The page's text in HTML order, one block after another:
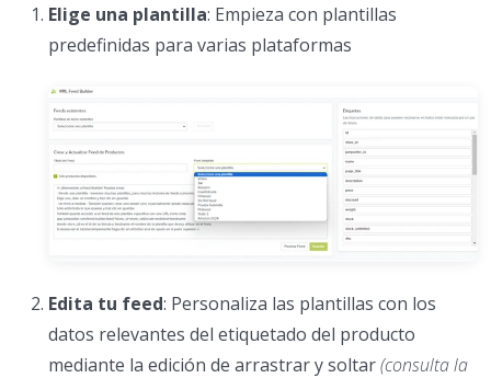
Elige una plantilla: Empieza con plantillas
predefinidas para varias plataformas
Edita tu feed: Personaliza las plantillas con los
datos relevantes del etiquetado del producto
mediante la edición de arrastrar y soltar(consulta la